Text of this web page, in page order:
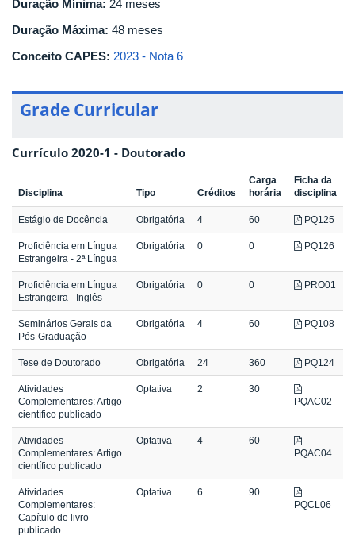
Duração Mínima: 24 meses
Duração Máxima: 48 meses
Conceito CAPES: 2023 - Nota 6
Grade Curricular
Currículo 2020-1 - Doutorado
Disciplina Tipo Créditos
Carga
horária
Ficha da
disciplina
Estágio de Docência Obrigatória 4 60 PQ125
Proficiência em Língua
Estrangeira - 2ª Língua
Obrigatória 0 0 PQ126
Proficiência em Língua
Estrangeira - Inglês
Obrigatória 0 0 PRO01
Seminários Gerais da
Pós-Graduação
Obrigatória 4 60 PQ108
Tese de Doutorado Obrigatória 24 360 PQ124
Atividades
Complementares: Artigo
científico publicado
Optativa 2
30
PQAC02
Atividades
Complementares: Artigo
científico publicado
Optativa 4
60
PQAC04
Atividades
Complementares:
Capítulo de livro
publicado
Optativa 6
90
PQCL06